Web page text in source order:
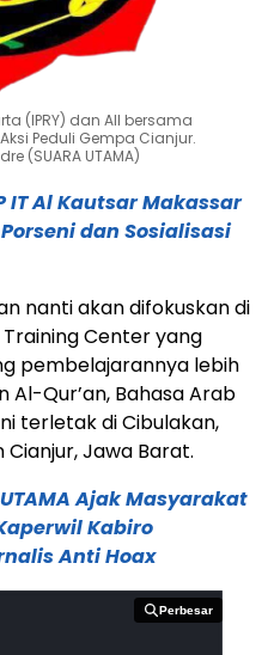
(IPRY) dan AII bersama
Peduli Gempa Cianjur.
(SUARA UTAMA)
IT Al Kautsar Makassar
dan Sosialisasi
nanti akan difokuskan di
Center yang
pembelajarannya lebih
Qur’an, Bahasa Arab
terletak di Cibulakan,
Jawa Barat.
Ajak Masyarakat
Kabiro
Anti Hoax
Perbesar
Perbesar